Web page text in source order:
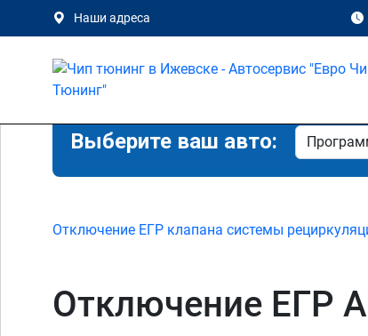
Наши адреса
Выберите ваш авто:
Отключение ЕГР клапана системы
Отключение ЕГР